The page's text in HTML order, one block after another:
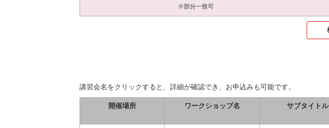
※部分一致可
講習会名をクリックすると、詳細が確認でき、お申込みも可能です。
開催場所 ワークショップ名 サブタイトル